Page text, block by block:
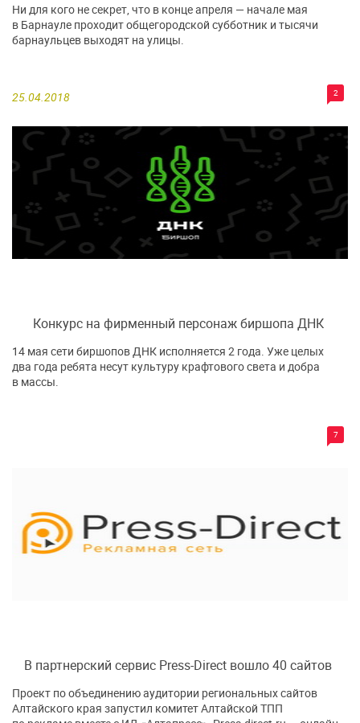
25.04.2018 2
Ни для кого не секрет, что в конце апреля — начале мая
в Барнауле проходит общегородской субботник и тысячи
барнаульцев выходят на улицы.
Конкурс на фирменный персонаж биршопа ДНК
7
14 мая сети биршопов ДНК исполняется 2 года. Уже целых
два года ребята несут культуру крафтового света и добра
в массы.
В партнерский сервис Press-Direct вошло 40 сайтов
Проект по объединению аудитории региональных сайтов
Алтайского края запустил комитет Алтайской ТПП